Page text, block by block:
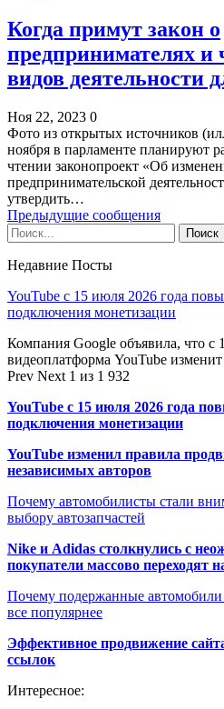
Когда примут закон о
предпринимателях и
видов деятельности
Ноя 22, 2023 0
Фото из открытых источников
ноября в парламенте планируют
чтении законопроект «Об
предпринимательской
утвердить…
Предыдущие сообщения
Недавние Посты
YouTube с 15 июля 2026 года
подключения монетизации
Компания Google объявила, что с
видеоплатформа YouTube
Prev Next 1 из 1 932
YouTube с 15 июля 2026 года
подключения монетизации
YouTube изменил правила
независимых авторов
Почему автомобилисты стали
выбору автозапчастей
Nike и Adidas столкнулись с
покупатели массово переходят
Почему подержанные автомобили
все популярнее
Эффективное продвижение
ссылок
Интересное: